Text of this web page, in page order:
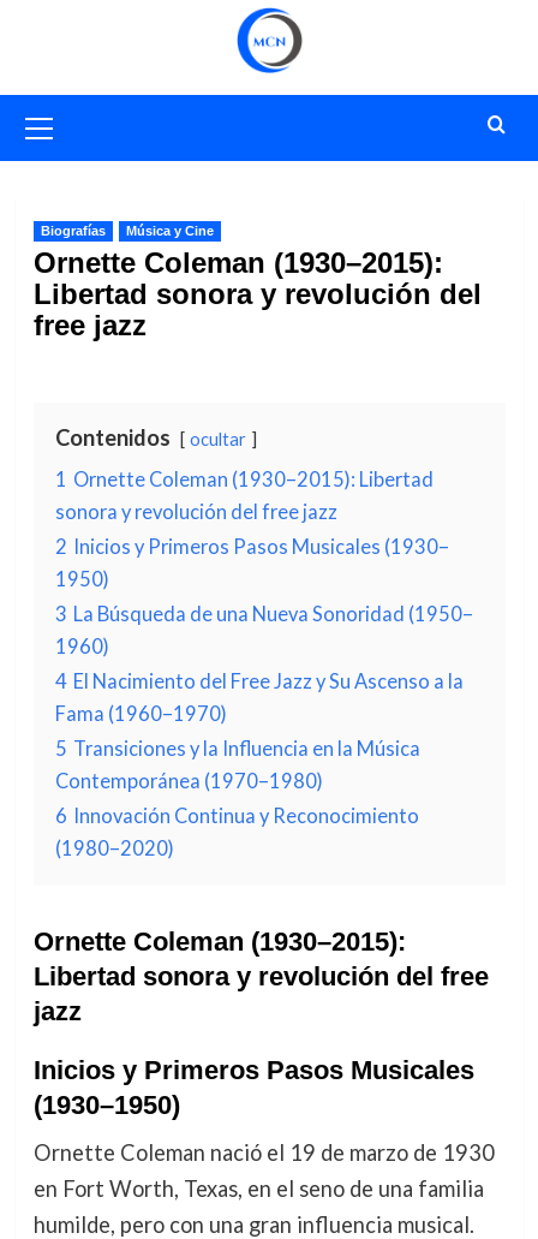
primario
Biografías Música y Cine
Ornette Coleman (1930–2015):
Libertad sonora y revolución del
free jazz
Contenidos ocultar
1 Ornette Coleman (1930–2015): Libertad
sonora y revolución del free jazz
2 Inicios y Primeros Pasos Musicales (1930–
1950)
3 La Búsqueda de una Nueva Sonoridad (1950–
1960)
4 El Nacimiento del Free Jazz y Su Ascenso a la
Fama (1960–1970)
5 Transiciones y la Influencia en la Música
Contemporánea (1970–1980)
6 Innovación Continua y Reconocimiento
(1980–2020)
Ornette Coleman (1930–2015):
Libertad sonora y revolución del free
jazz
Inicios y Primeros Pasos Musicales
(1930–1950)
Ornette Coleman nació el 19 de marzo de 1930
en Fort Worth, Texas, en el seno de una familia
humilde, pero con una gran influencia musical.